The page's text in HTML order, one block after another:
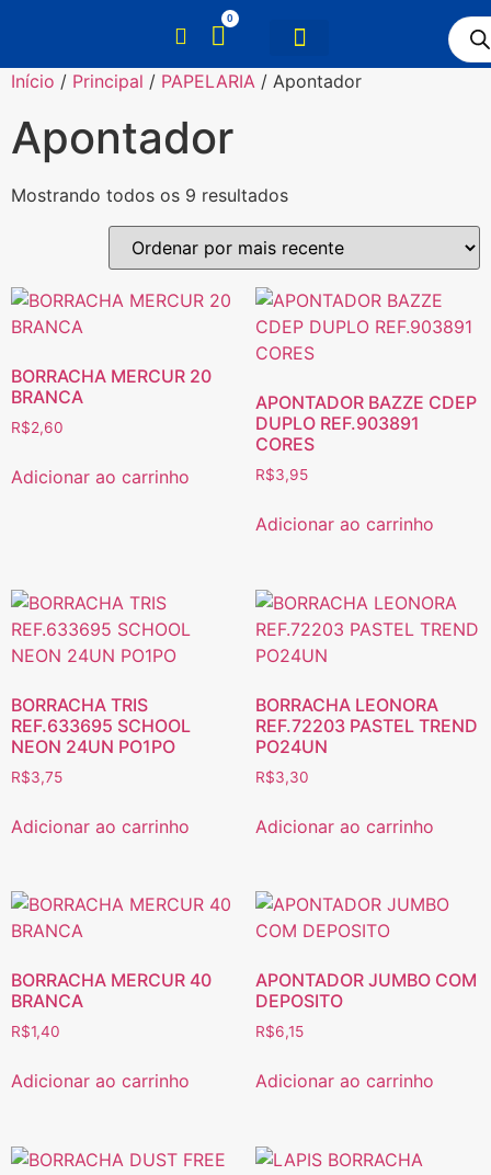
0
Início / Principal / PAPELARIA / Apontador
Apontador
Mostrando todos os 9 resultados
BORRACHA MERCUR 20
BRANCA
R$2,60
Adicionar ao carrinho
APONTADOR BAZZE CDEP
DUPLO REF.903891
CORES
R$3,95
Adicionar ao carrinho
BORRACHA TRIS
REF.633695 SCHOOL
NEON 24UN PO1PO
R$3,75
Adicionar ao carrinho
BORRACHA LEONORA
REF.72203 PASTEL TREND
PO24UN
R$3,30
Adicionar ao carrinho
BORRACHA MERCUR 40
BRANCA
R$1,40
Adicionar ao carrinho
APONTADOR JUMBO COM
DEPOSITO
R$6,15
Adicionar ao carrinho